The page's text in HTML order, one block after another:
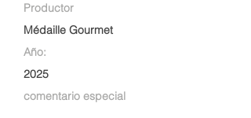
Productor
Médaille Gourmet
Año:
2025
comentario especial